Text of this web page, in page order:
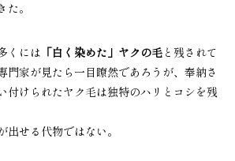
。
くには 「白く染めた」ヤクの毛 と残されて
門家が見たら一目瞭然であろうが、奉納さ
付けられたヤク毛は独特のハリとコシを残
出せる代物ではない。